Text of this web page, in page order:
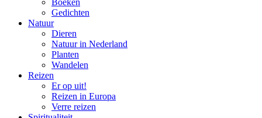
Boeken
Gedichten
Natuur
Dieren
Natuur in Nederland
Planten
Wandelen
Reizen
Er op uit!
Reizen in Europa
Verre reizen